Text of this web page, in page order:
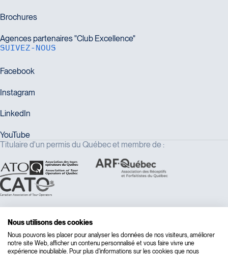
SUIVEZ-NOUS
Titulaire d'un permis du Québec et membre de :
Nous utilisons des cookies
Nous pouvons les placer pour analyser les données de nos visiteurs, améliorer
notre site Web, afficher un contenu personnalisé et vous faire vivre une
expérience inoubliable. Pour plus d'informations sur les cookies que nous